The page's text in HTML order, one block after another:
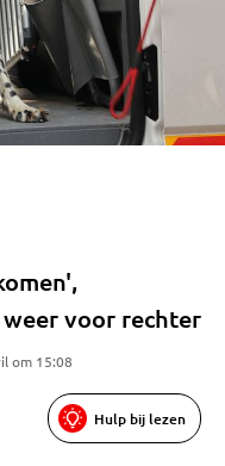
voor rechter
om 15:08
Hulp bij lezen